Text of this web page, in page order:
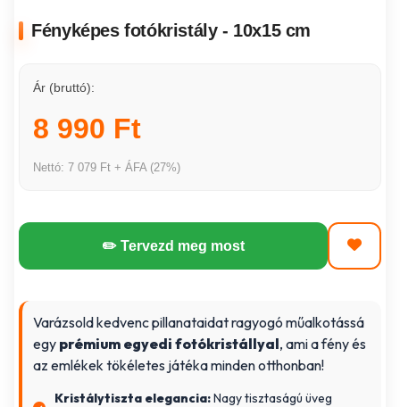
Fényképes fotókristály - 10x15 cm
Ár (bruttó):
8 990 Ft
Nettó: 7 079 Ft + ÁFA (27%)
✏️ Tervezd meg most
Varázsold kedvenc pillanataidat ragyogó műalkotássá
egy prémium egyedi fotókristállyal, ami a fény és
az emlékek tökéletes játéka minden otthonban!
Kristálytiszta elegancia:Nagy tisztaságú üveg